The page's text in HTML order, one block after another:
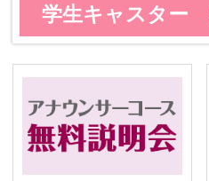
学生キャスター